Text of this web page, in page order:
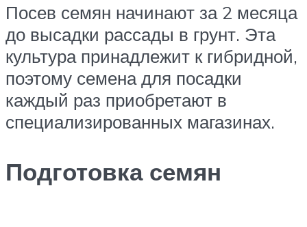
Посев семян начинают за 2 месяца
до высадки рассады в грунт. Эта
культура принадлежит к гибридной,
поэтому семена для посадки
каждый раз приобретают в
специализированных магазинах.
Подготовка семян